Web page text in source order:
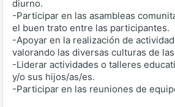
diurno.
-Participar en las asambleas
el buen trato entre las participantes.
-Apoyar en la realización de
valorando las diversas culturas de
-Liderar actividades o talleres
y/o sus hijos/as/es.
-Participar en las reuniones de